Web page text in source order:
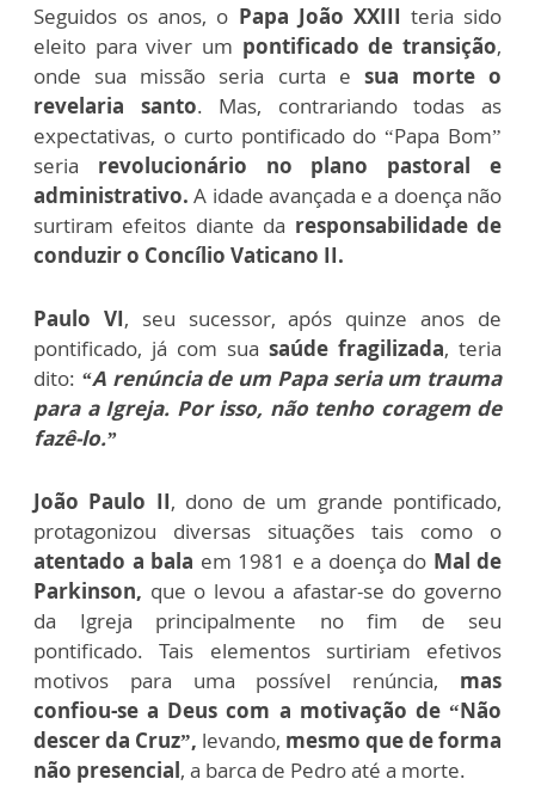
Seguidos os anos, o Papa João XXIII teria sido
eleito para viver um pontificado de transição,
onde sua missão seria curta e sua morte o
revelaria santo. Mas, contrariando todas as
expectativas, o curto pontificado do “Papa Bom”
seria revolucionário no plano pastoral e
administrativo. A idade avançada e a doença não
surtiram efeitos diante da responsabilidade de
conduzir o Concílio Vaticano II.
Paulo VI, seu sucessor, após quinze anos de
pontificado, já com sua saúde fragilizada, teria
dito: “A renúncia de um Papa seria um trauma
para a Igreja. Por isso, não tenho coragem de
fazê-lo.”
João Paulo II, dono de um grande pontificado,
protagonizou diversas situações tais como o
atentado a bala em 1981 e a doença do Mal de
Parkinson, que o levou a afastar-se do governo
da Igreja principalmente no fim de seu
pontificado. Tais elementos surtiriam efetivos
motivos para uma possível renúncia, mas
confiou-se a Deus com a motivação de “Não
descer da Cruz”, levando, mesmo que de forma
não presencial, a barca de Pedro até a morte.